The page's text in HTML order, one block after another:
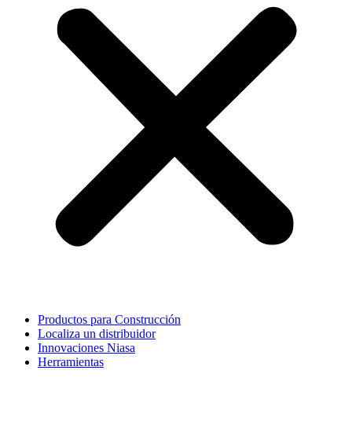
Productos para Construcción
Localiza un distribuidor
Innovaciones Niasa
Herramientas